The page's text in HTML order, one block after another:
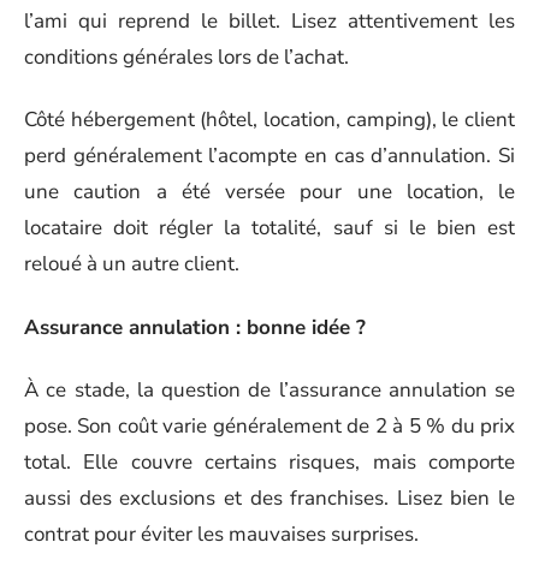
l’ami qui reprend le billet. Lisez attentivement les
conditions générales lors de l’achat.
Côté hébergement (hôtel, location, camping), le client
perd généralement l’acompte en cas d’annulation. Si
une caution a été versée pour une location, le
locataire doit régler la totalité, sauf si le bien est
reloué à un autre client.
Assurance annulation : bonne idée ?
À ce stade, la question de l’assurance annulation se
pose. Son coût varie généralement de 2 à 5 % du prix
total. Elle couvre certains risques, mais comporte
aussi des exclusions et des franchises. Lisez bien le
contrat pour éviter les mauvaises surprises.